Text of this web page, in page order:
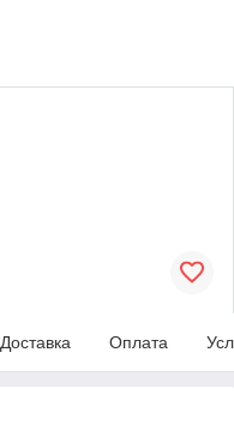
Доставка Оплата